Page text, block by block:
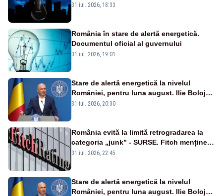
semafoarele, rețelele de telefonie, grav
31 iul. 2026, 18:33
România în stare de alertă energetică.
Documentul oficial al guvernului
31 iul. 2026, 19:01
Stare de alertă energetică la nivelul
României, pentru luna august. Ilie Bolojan
a anunțat importuri și posibile restricții –
31 iul. 2026, 20:30
România evită la limită retrogradarea la
categoria „junk” - SURSE. Fitch menține
ratingul BBB-
31 iul. 2026, 22:45
Stare de alertă energetică la nivelul
României, pentru luna august. Ilie Bolojan